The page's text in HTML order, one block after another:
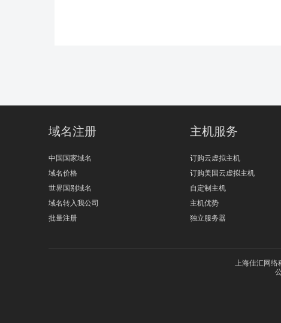
域名注册
中国国家域名
域名价格
世界国别域名
域名转入我公司
批量注册
主机服务
订购云虚拟主机
订购美国云虚拟主机
自定制主机
主机优势
独立服务器
上海佳汇网络